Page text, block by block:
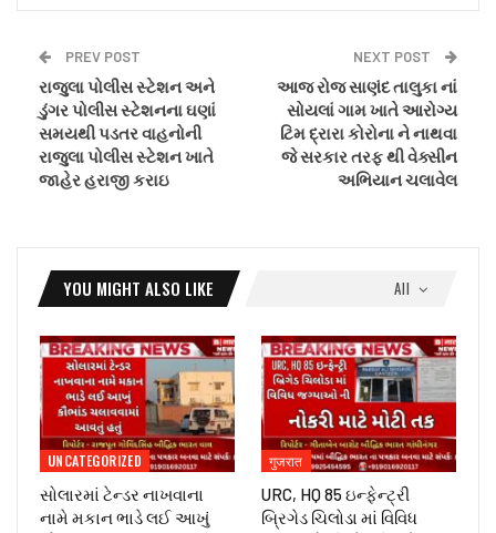
PREV POST
રાજુલા પોલીસ સ્ટેશન અને
ડુંગર પોલીસ સ્ટેશનના ઘણાં
સમયથી પડતર વાહનોની
રાજુલા પોલીસ સ્ટેશન ખાતે
જાહેર હરાજી કરાઇ
NEXT POST
આજ રોજ સાણંદ તાલુકા નાં
સોયલાં ગામ ખાતે આરોગ્ય
ટિમ દ્રારા કોરોના ને નાથવા
જે સરકાર તરફ થી વેક્સીન
અભિયાન ચલાવેલ
All
YOU MIGHT ALSO LIKE
UNCATEGORIZED
સોલારમાં ટેન્ડર નાખવાના
નામે મકાન ભાડે લઈ આખું
गुजरात
URC, HQ 85 ઇન્ફેન્ટ્રી
બ્રિગેડ ચિલોડા માં વિવિધ